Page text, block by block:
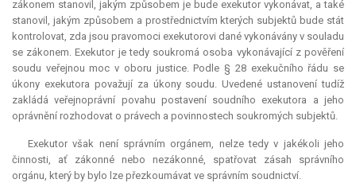
zákonem stanovil, jakým způsobem je bude exekutor vykonávat, a také
stanovil, jakým způsobem a prostřednictvím kterých subjektů bude stát
kontrolovat, zda jsou pravomoci exekutorovi dané vykonávány v souladu
se zákonem. Exekutor je tedy soukromá osoba vykonávající z pověření
soudu veřejnou moc v oboru justice. Podle § 28 exekučního řádu se
úkony exekutora považují za úkony soudu. Uvedené ustanovení tudíž
zakládá veřejnoprávní povahu postavení soudního exekutora a jeho
oprávnění rozhodovat o právech a povinnostech soukromých subjektů.
Exekutor však není správním orgánem, nelze tedy v jakékoli jeho
činnosti, ať zákonné nebo nezákonné, spatřovat zásah správního
orgánu, který by bylo lze přezkoumávat ve správním soudnictví.